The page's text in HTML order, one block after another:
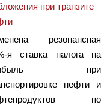
при транзите
резонансная
я ставка налога на
при
нефти и
по